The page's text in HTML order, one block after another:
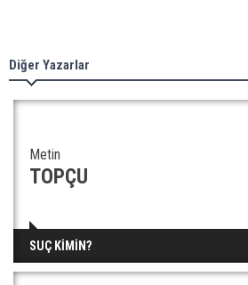
Diğer Yazarlar
Metin
TOPÇU
SUÇ KİMİN?